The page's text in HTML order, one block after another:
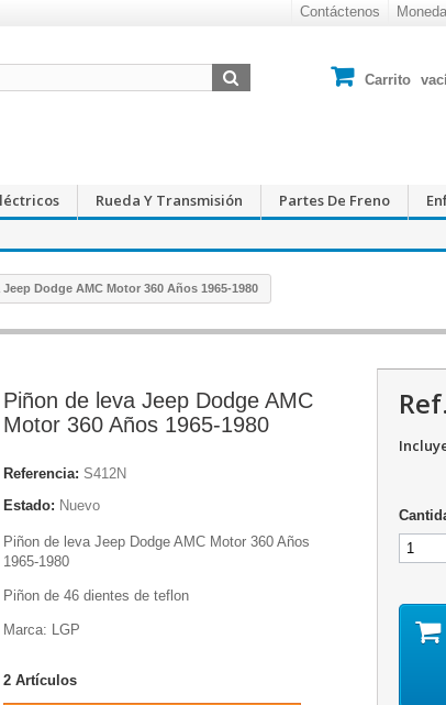
Contáctenos
Carrito
Rueda Y Transmisión Partes De Freno
Dodge AMC Motor 360 Años 1965-1980
Piñon de leva Jeep Dodge AMC
Motor 360 Años 1965-1980
Referencia: S412N
Estado: Nuevo
Piñon de leva Jeep Dodge AMC Motor 360 Años
1965-1980
Piñon de 46 dientes de teflon
Marca: LGP
2 Artículos